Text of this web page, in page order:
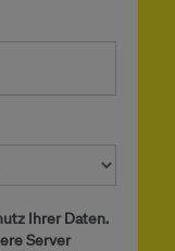
Ihrer Daten.
Server